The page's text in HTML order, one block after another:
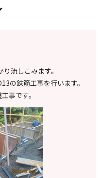
流しこみます。
の鉄筋工事を行います。
事です。